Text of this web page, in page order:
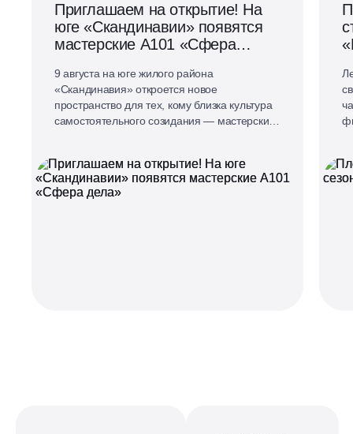
Приглашаем на открытие! На
юге «Скандинавии» появятся
мастерские А101 «Сфера
9 августа на юге жилого района
«Скандинавия» откроется новое
пространство для тех, кому близка культура
самостоятельного созидания — мастерские